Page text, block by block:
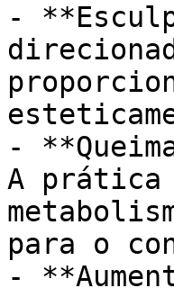
-
-
A
para o
-